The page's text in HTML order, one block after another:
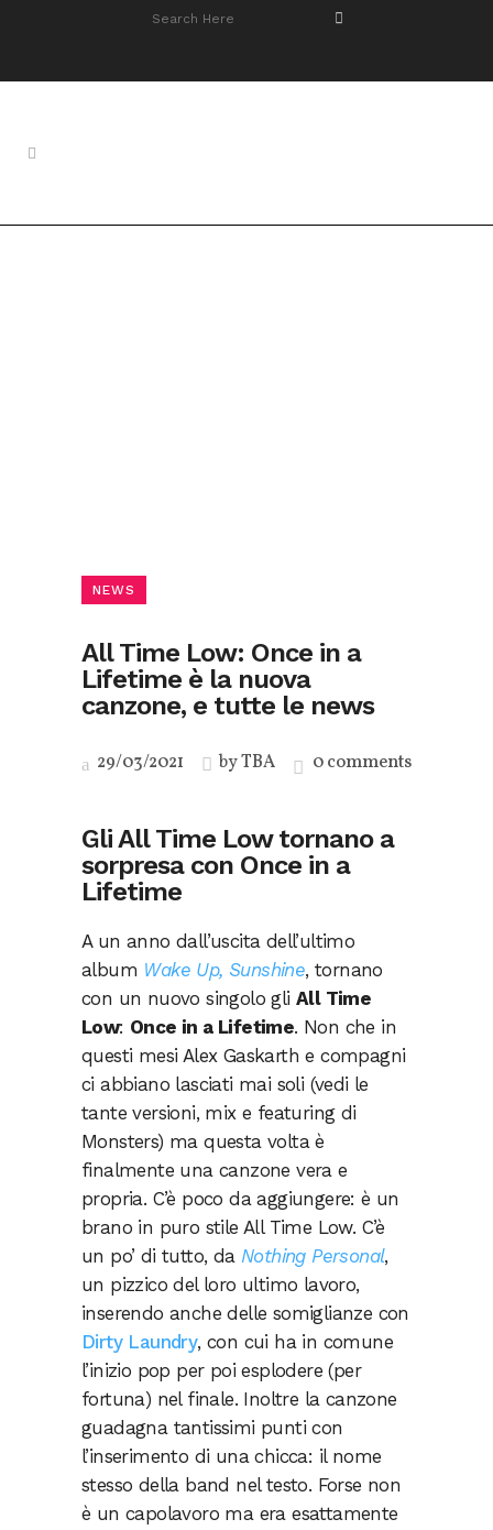
NEWS
All Time Low: Once in a
Lifetime è la nuova
canzone, e tutte le news
29/03/2021 byTBA 0 comments
Gli All Time Low tornano a
sorpresa con Once in a
Lifetime
A un anno dall’uscita dell’ultimo
album Wake Up, Sunshine, tornano
con un nuovo singolo gli All Time
Low: Once in a Lifetime. Non che in
questi mesi Alex Gaskarth e compagni
ci abbiano lasciati mai soli (vedi le
tante versioni, mix e featuring di
Monsters) ma questa volta è
finalmente una canzone vera e
propria. C’è poco da aggiungere: è un
brano in puro stile All Time Low. C’è
un po’ di tutto, da Nothing Personal,
un pizzico del loro ultimo lavoro,
inserendo anche delle somiglianze con
Dirty Laundry, con cui ha in comune
l’inizio pop per poi esplodere (per
fortuna) nel finale. Inoltre la canzone
guadagna tantissimi punti con
l’inserimento di una chicca: il nome
stesso della band nel testo. Forse non
è un capolavoro ma era esattamente